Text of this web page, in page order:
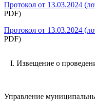
Протокол от 13.03.2024
PDF)
Протокол от 13.03.2024
PDF)
I. Извещение о
Управление